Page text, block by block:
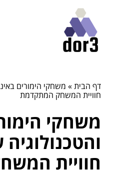
דף הבית» משחקי הימורים
חוויית המשחק המתקדמת
משחקי
והטכנולוגיה
חוויית